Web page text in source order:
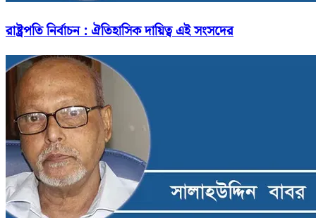
রাষ্ট্রপতি নির্বাচন : ঐতিহাসিক দায়িত্ব এই সংসদের